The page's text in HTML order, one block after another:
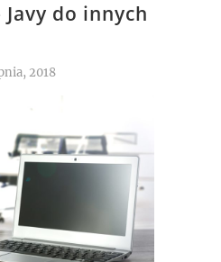
do innych
2018